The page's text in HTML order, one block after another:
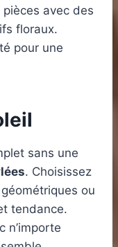
avec des
floraux.
pour une
sans une
. Choisissez
ou
tendance.
n’importe